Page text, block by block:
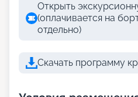
Открыть
(оплачивается на
отдельно)
Скачать программу